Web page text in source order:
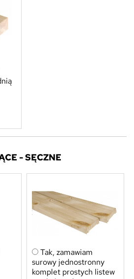
- SĘCZNE
Tak, zamawiam
surowy jednostronny
komplet prostych listew